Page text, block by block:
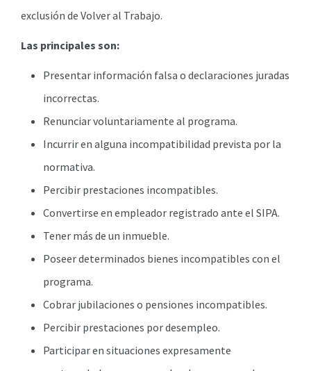
exclusión de Volver al Trabajo.
Las principales son:
Presentar información falsa o declaraciones juradas
incorrectas.
Renunciar voluntariamente al programa.
Incurrir en alguna incompatibilidad prevista por la
normativa.
Percibir prestaciones incompatibles.
Convertirse en empleador registrado ante el SIPA.
Tener más de un inmueble.
Poseer determinados bienes incompatibles con el
programa.
Cobrar jubilaciones o pensiones incompatibles.
Percibir prestaciones por desempleo.
Participar en situaciones expresamente